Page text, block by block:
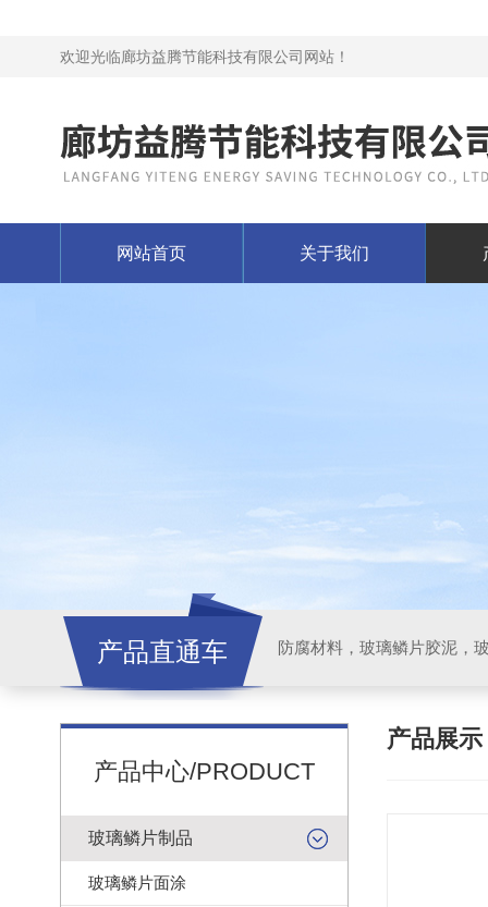
欢迎光临廊坊益腾节能科技有限公司网站！
网站首页 关于我们
产品直通车
产品中心/PRODUCT
玻璃鳞片制品
玻璃鳞片面涂
产品展示